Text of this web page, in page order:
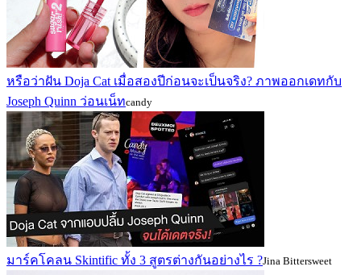
หรือว่าฝัน Doja Cat เมื่อสองปีก่อนจะเป็นจริง? ภาพออกเดทกับ
Joseph Quinn ว่อนเน็ทcandy
มาร์คโคลน Skintific ทั้ง 3 สูตรต่างกันอย่างไร ?Jina Bittersweet